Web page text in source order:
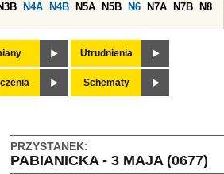
N4A N4B N5A N5B N6 N7A N7B
N8
Utrudnienia
Schematy
PRZYSTANEK:
PABIANICKA - 3 MAJA (0677)